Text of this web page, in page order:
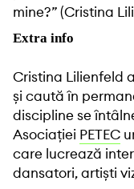
mine?” (Cristina
Extra info
Cristina Lilienfeld
și caută în
discipline se
Asociației PETEC
care lucrează
dansatori, artiști